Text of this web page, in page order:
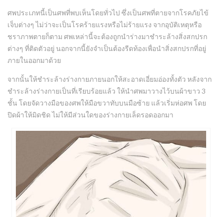
ศพประเภทนี้เป็นศพที่พบเห็นโดยทั่วไป ซึ่งเป็นศพที่ตายจากโรคภัยไข้
เจ็บต่างๆ ไม่ว่าจะเป็นโรคร้ายแรงหรือไม่ร้ายแรง จากอุบัติเหตุหรือ
ชราภาพตายก็ตาม ศพเหล่านี้จะต้องถูกนำร่างมาชำระล้างสิ่งสกปรก
ต่างๆ ที่ติดตัวอยู่ นอกจากนี้ยังจำเป็นต้องรีดท้องเพื่อนำสิ่งสกปรกที่อยู่
ภายในออกมาด้วย
จากนั้นให้ชำระล้างร่างกายภายนอกให้สะอาดเอี่ยมอ่องทั้งตัว หลังจาก
ชำระล้างร่างกายเป็นที่เรียบร้อยแล้ว ให้นำศพมาวางไว้บนผ้าขาว 3
ชั้น โดยจัดวางมือของศพให้มือขวาทับบนมือซ้าย แล้วเริ่มห่อศพ โดย
ปิดผ้าให้มิดชิด ไม่ให้มีส่วนใดของร่างกายเล็ดรอดออกมา